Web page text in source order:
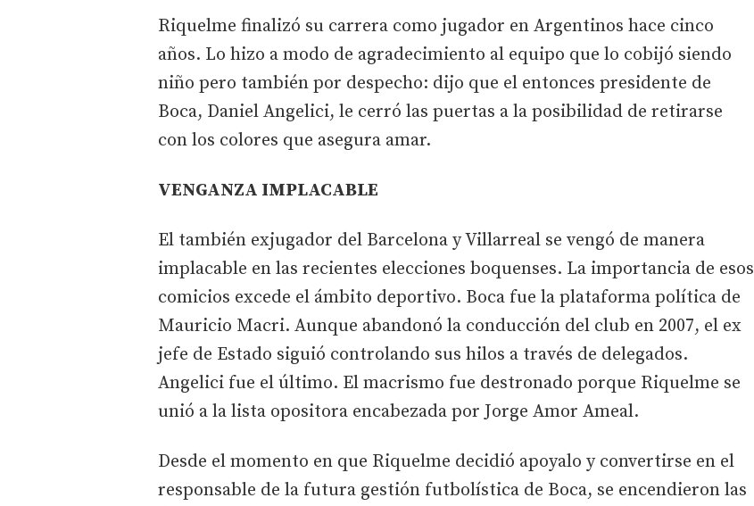
Riquelme finalizó su carrera como jugador en Argentinos hace cinco
años. Lo hizo a modo de agradecimiento al equipo que lo cobijó siendo
niño pero también por despecho: dijo que el entonces presidente de
Boca, Daniel Angelici, le cerró las puertas a la posibilidad de retirarse
con los colores que asegura amar.
VENGANZA IMPLACABLE
El también exjugador del Barcelona y Villarreal se vengó de manera
implacable en las recientes elecciones boquenses. La importancia de esos
comicios excede el ámbito deportivo. Boca fue la plataforma política de
Mauricio Macri. Aunque abandonó la conducción del club en 2007, el ex
jefe de Estado siguió controlando sus hilos a través de delegados.
Angelici fue el último. El macrismo fue destronado porque Riquelme se
unió a la lista opositora encabezada por Jorge Amor Ameal.
Desde el momento en que Riquelme decidió apoyalo y convertirse en el
responsable de la futura gestión futbolística de Boca, se encendieron las